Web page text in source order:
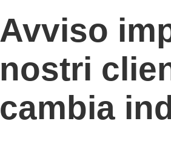
Avviso
nostri
cambia